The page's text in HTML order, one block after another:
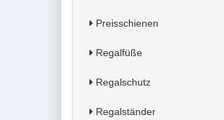
Preisschienen
Regalfüße
Regalschutz
Regalständer